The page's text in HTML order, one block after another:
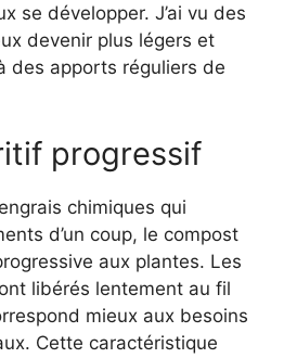
se développer. J’ai vu des
devenir plus légers et
des apports réguliers de
progressif
chimiques qui
d’un coup, le compost
aux plantes. Les
libérés lentement au fil
mieux aux besoins
Cette caractéristique